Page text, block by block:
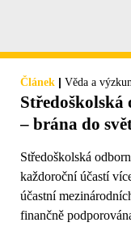
Článek | Věda a
Středoškolská
– brána do
Středoškolská
každoroční účastí
účastní
finančně